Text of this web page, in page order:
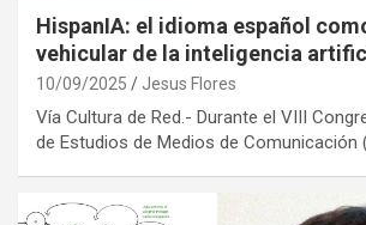
HispanIA: el idioma español
vehicular de la inteligencia
10/09/2025 Jesus Flores
Vía Cultura de Red.- Durante el VIII
de Estudios de Medios de Comunicación